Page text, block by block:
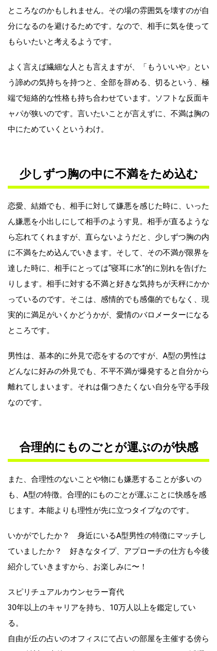
ところなのかもしれません。その場の雰囲気を壊すのが自
分になるのを避けるためです。なので、相手に気を使って
もらいたいと考えるようです。
よく言えば繊細な人とも言えますが、「もういいや」とい
う諦めの気持ちを持つと、全部を辞める、切るという、極
端で短絡的な性格も持ち合わせています。ソフトな反面キ
ャパが狭いのです。言いたいことが言えずに、不満は胸の
中にためていくというわけ。
少しずつ胸の中に不満をため込む
恋愛、結婚でも、相手に対して嫌悪を感じた時に、いった
ん嫌悪を小出しにして相手のようす見。相手が直るような
ら忘れてくれますが、直らないようだと、少しずつ胸の内
に不満をため込んでいきます。そして、その不満が限界を
達した時に、相手にとっては“寝耳に水”的に別れを告げた
りします。相手に対する不満と好きな気持ちが天秤にかか
っているのです。そこは、感情的でも感傷的でもなく、現
実的に満足がいくかどうかが、愛情のバロメーターになる
ところです。
男性は、基本的に外見で恋をするのですが、A型の男性は
どんなに好みの外見でも、不平不満が爆発すると自分から
離れてしまいます。それは傷つきたくない自分を守る手段
なのです。
合理的にものごとが運ぶのが快感
また、合理性のないことや物にも嫌悪することが多いの
も、A型の特徴。合理的にものごとが運ぶことに快感を感
じます。本能よりも理性が先に立つタイプなのです。
いかがでしたか？ 身近にいるA型男性の特徴にマッチし
ていましたか？ 好きなタイプ、アプローチの仕方も今後
紹介していきますから、お楽しみに〜！
スピリチュアルカウンセラー育代
30年以上のキャリアを持ち、10万人以上を鑑定してい
る。
自由が丘の占いのオフィスにて占いの部屋を主催する傍ら